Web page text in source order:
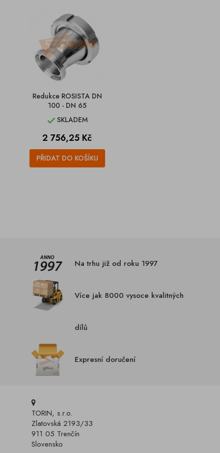
Redukce ROSISTA DN
100 - DN 65
SKLADEM
Cena
2 756,25 Kč
PŘIDAT DO KOŠÍKU
Na trhu již od roku 1997
Více jak 8000 vysoce kvalitných
dílů
Expresní doručení
TORIN, s.r.o.
Zlatovská 2193/33
911 05 Trenčín
Slovensko